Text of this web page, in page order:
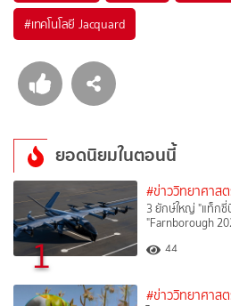
#เทคโนโลยี Jacquard
ยอดนิยมในตอนนี้
1
#ข่าววิทยาศาสต
3 ยักษ์ใหญ่ "แท็กซี่
"Farnborough
44
#ข่าววิทยาศาสต